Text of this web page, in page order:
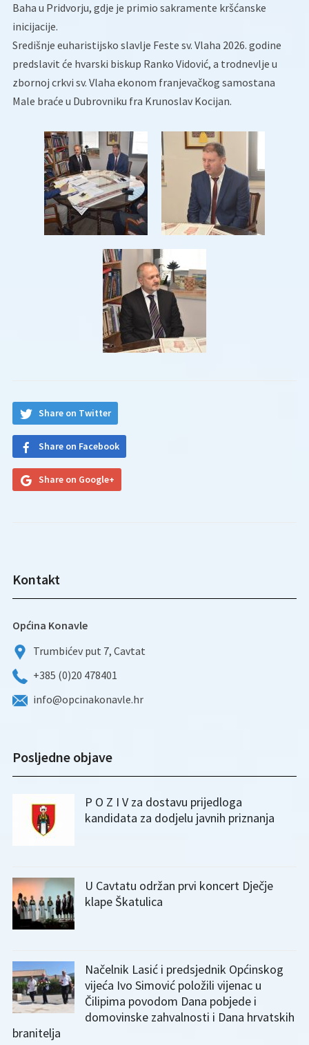
Baha u Pridvorju, gdje je primio sakramente kršćanske
inicijacije.
Središnje euharistijsko slavlje Feste sv. Vlaha 2026. godine
predslavit će hvarski biskup Ranko Vidović, a trodnevlje u
zbornoj crkvi sv. Vlaha ekonom franjevačkog samostana
Male braće u Dubrovniku fra Krunoslav Kocijan.
Share on Twitter
Share on Facebook
Share on Google+
Kontakt
Općina Konavle
Trumbićev put 7, Cavtat
+385 (0)20 478401
info@opcinakonavle.hr
Posljedne objave
P O Z I V za dostavu prijedloga
kandidata za dodjelu javnih priznanja
U Cavtatu održan prvi koncert Dječje
klape Škatulica
Načelnik Lasić i predsjednik Općinskog
vijeća Ivo Simović položili vijenac u
Čilipima povodom Dana pobjede i
domovinske zahvalnosti i Dana hrvatskih
branitelja